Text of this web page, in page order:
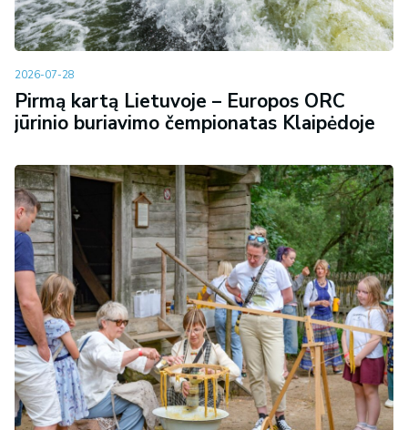
2026-07-28
Pirmą kartą Lietuvoje – Europos ORC
jūrinio buriavimo čempionatas Klaipėdoje